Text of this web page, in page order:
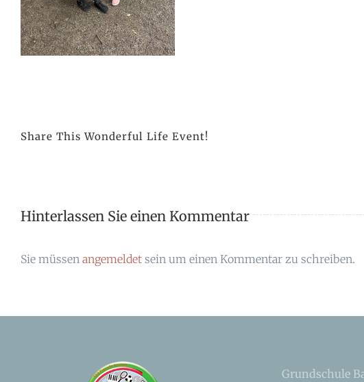
Share This Wonderful Life Event!
Hinterlassen Sie einen Kommentar
Sie müssen angemeldet sein um einen Kommentar zu schreiben.
Grundschule